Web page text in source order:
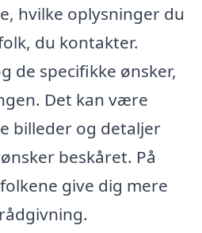
hvilke oplysninger du
du kontakter.
de specifikke ønsker,
Det kan være
billeder og detaljer
beskåret. På
give dig mere